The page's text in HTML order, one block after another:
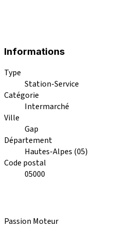
Informations
Type
Station-Service
Catégorie
Intermarché
Ville
Gap
Département
Hautes-Alpes (05)
Code postal
05000
Passion Moteur